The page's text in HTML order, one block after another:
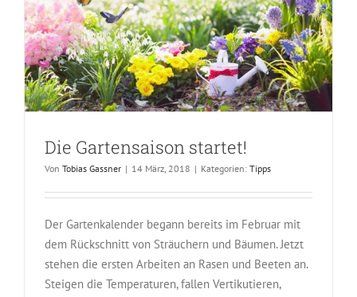
Die Gartensaison startet!
Von Tobias Gassner | 14 März, 2018 | Kategorien: Tipps
Der Gartenkalender begann bereits im Februar mit
dem Rückschnitt von Sträuchern und Bäumen. Jetzt
stehen die ersten Arbeiten an Rasen und Beeten an.
Steigen die Temperaturen, fallen Vertikutieren,